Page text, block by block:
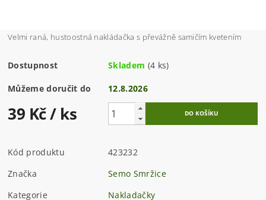
Velmi raná, hustoostná nakládačka s převážně samičím kvetením
Dostupnost Skladem (4 ks)
Můžeme doručit do 12.8.2026
39 Kč/ ks
Kód produktu
423232
Značka
Semo Smržice
Kategorie
Nakladačky